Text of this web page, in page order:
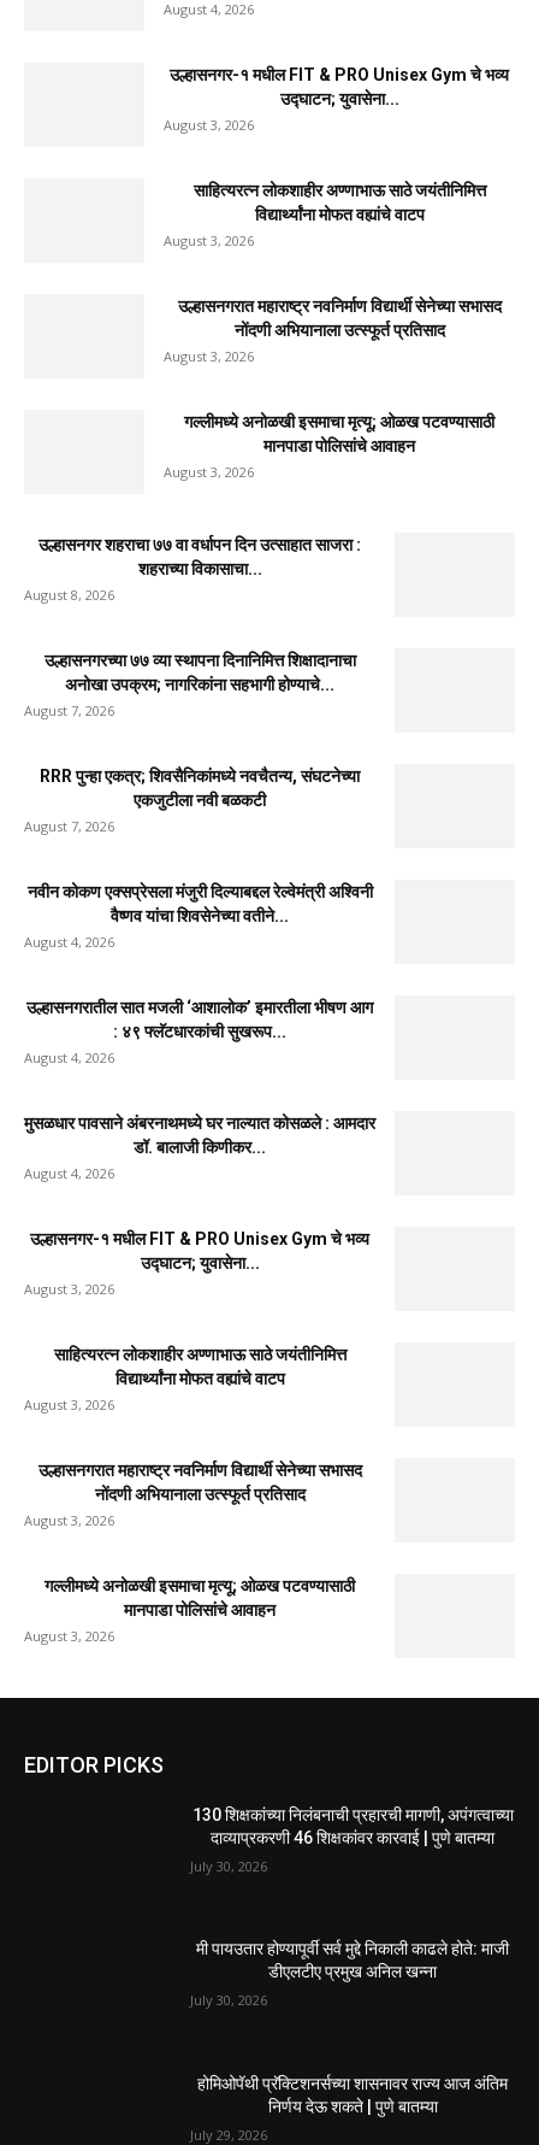
August 4, 2026
उल्हासनगर-१ मधील FIT & PRO Unisex Gym चे भव्य
उद्घाटन; युवासेना...
August 3, 2026
साहित्यरत्न लोकशाहीर अण्णाभाऊ साठे जयंतीनिमित्त
विद्यार्थ्यांना मोफत वह्यांचे वाटप
August 3, 2026
उल्हासनगरात महाराष्ट्र नवनिर्माण विद्यार्थी सेनेच्या सभासद
नोंदणी अभियानाला उत्स्फूर्त प्रतिसाद
August 3, 2026
गल्लीमध्ये अनोळखी इसमाचा मृत्यू; ओळख पटवण्यासाठी
मानपाडा पोलिसांचे आवाहन
August 3, 2026
उल्हासनगर शहराचा ७७ वा वर्धापन दिन उत्साहात साजरा :
शहराच्या विकासाचा...
August 8, 2026
उल्हासनगरच्या ७७ व्या स्थापना दिनानिमित्त शिक्षादानाचा
अनोखा उपक्रम; नागरिकांना सहभागी होण्याचे...
August 7, 2026
RRR पुन्हा एकत्र; शिवसैनिकांमध्ये नवचैतन्य, संघटनेच्या
एकजुटीला नवी बळकटी
August 7, 2026
नवीन कोकण एक्सप्रेसला मंजुरी दिल्याबद्दल रेल्वेमंत्री अश्विनी
वैष्णव यांचा शिवसेनेच्या वतीने...
August 4, 2026
उल्हासनगरातील सात मजली ‘आशालोक’ इमारतीला भीषण आग
: ४९ फ्लॅटधारकांची सुखरूप...
August 4, 2026
मुसळधार पावसाने अंबरनाथमध्ये घर नाल्यात कोसळले : आमदार
डॉ. बालाजी किणीकर...
August 4, 2026
उल्हासनगर-१ मधील FIT & PRO Unisex Gym चे भव्य
उद्घाटन; युवासेना...
August 3, 2026
साहित्यरत्न लोकशाहीर अण्णाभाऊ साठे जयंतीनिमित्त
विद्यार्थ्यांना मोफत वह्यांचे वाटप
August 3, 2026
उल्हासनगरात महाराष्ट्र नवनिर्माण विद्यार्थी सेनेच्या सभासद
नोंदणी अभियानाला उत्स्फूर्त प्रतिसाद
August 3, 2026
गल्लीमध्ये अनोळखी इसमाचा मृत्यू; ओळख पटवण्यासाठी
मानपाडा पोलिसांचे आवाहन
August 3, 2026
EDITOR PICKS
130 शिक्षकांच्या निलंबनाची प्रहारची मागणी, अपंगत्वाच्या
दाव्याप्रकरणी 46 शिक्षकांवर कारवाई | पुणे बातम्या
July 30, 2026
मी पायउतार होण्यापूर्वी सर्व मुद्दे निकाली काढले होते: माजी
डीएलटीए प्रमुख अनिल खन्ना
July 30, 2026
होमिओपॅथी प्रॅक्टिशनर्सच्या शासनावर राज्य आज अंतिम
निर्णय देऊ शकते | पुणे बातम्या
July 29, 2026